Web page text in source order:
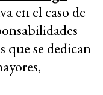
en el caso de
que se dedican